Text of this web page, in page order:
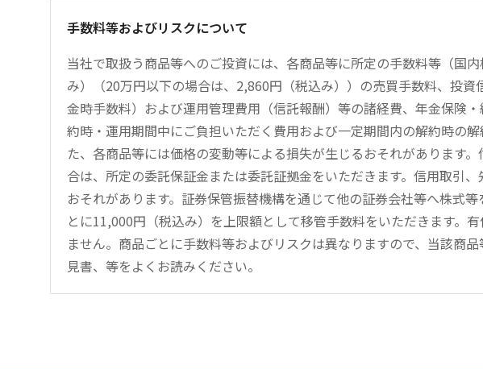
手数料等およびリスクについて
当社で取扱う商品等へのご投資には、各商品等に所定の手数料等（国
み）（20万円以下の場合は、2,860円（税込み））の売買手数料、投
金時手数料）および運用管理費用（信託報酬）等の諸経費、年金保険
約時・運用期間中にご負担いただく費用および一定期間内の解約時の
た、各商品等には価格の変動等による損失が生じるおそれがあります
合は、所定の委託保証金または委託証拠金をいただきます。信用取引
おそれがあります。証券保管振替機構を通じて他の証券会社等へ株式
とに11,000円（税込み）を上限額として移管手数料をいただきます。
ません。商品ごとに手数料等およびリスクは異なりますので、当該商
見書、等をよくお読みください。